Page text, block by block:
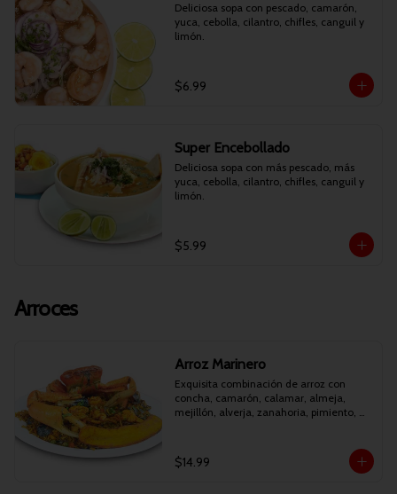
Deliciosa sopa con pescado, camarón,
yuca, cebolla, cilantro, chifles, canguil y
limón.
$6.99
Super Encebollado
Deliciosa sopa con más pescado, más
yuca, cebolla, cilantro, chifles, canguil y
limón.
$5.99
Arroces
Arroz Marinero
Exquisita combinación de arroz con
concha, camarón, calamar, almeja,
mejillón, alverja, zanahoria, pimiento,
$14.99